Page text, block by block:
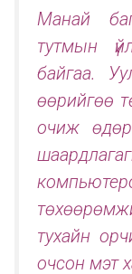
Манай
тутмын
байгаа.
өөрийгөө
очиж
тухайн
очсон мэт